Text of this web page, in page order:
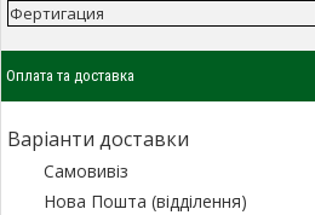
Фертигация
Оплата та доставка
Варіанти доставки
Самовивіз
Нова Пошта (відділення)